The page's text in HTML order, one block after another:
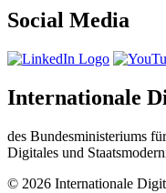
Social Media
Internationale
des Bundesministeriums für
Digitales und
© 2026 Internationale